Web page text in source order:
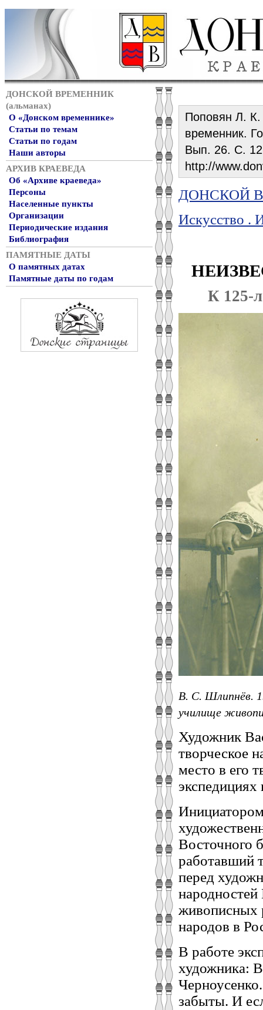
ДОНСКОЙ ВРЕМЕННИК
(альманах)
О «Донском временнике»
Статьи по темам
Статьи по годам
Наши авторы
АРХИВ КРАЕВЕДА
Об «Архиве краеведа»
Персоны
Населенные пункты
Организации
Периодические издания
Библиография
ПАМЯТНЫЕ ДАТЫ
О памятных датах
Памятные даты по годам
Поповян Л. К.
временник.
Вып. 26. С.
http://
ДОНСКОЙ
Искусство .
К 125-
В. С. Шлипнёв.
училище
Художник
творческое
место в его
Восточного
работавший
перед
народностей
живописных
народов в
В работе
художника:
забыты. И